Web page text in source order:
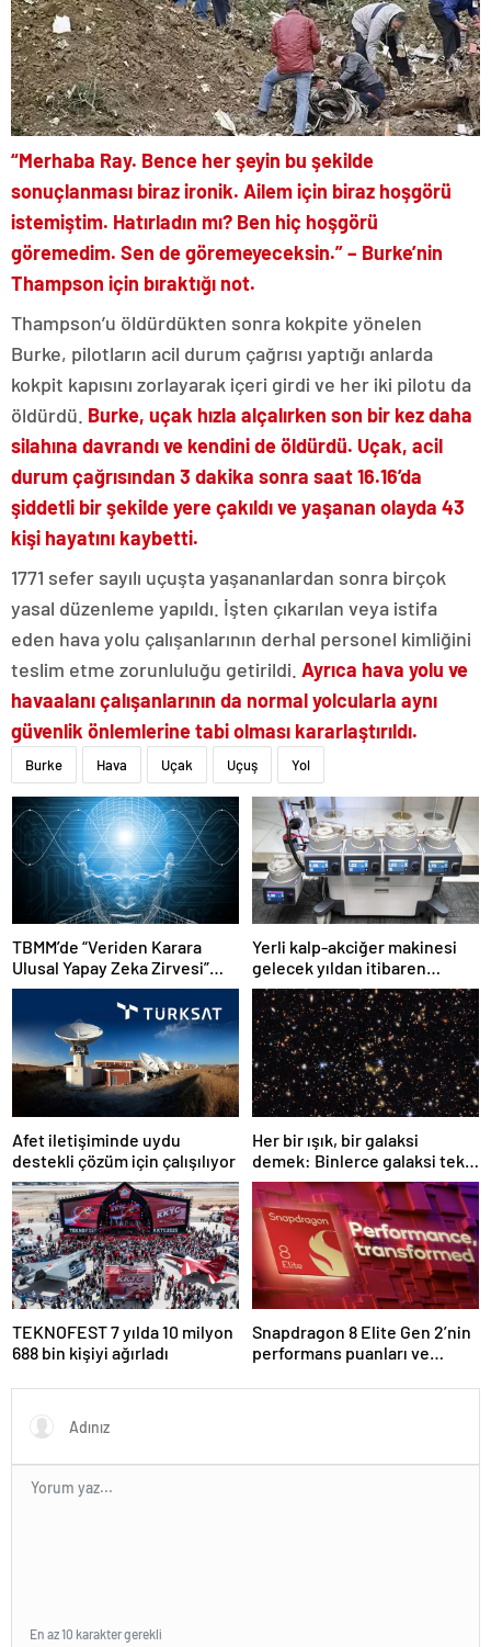
“Merhaba Ray. Bence her şeyin bu şekilde
sonuçlanması biraz ironik. Ailem için biraz hoşgörü
istemiştim. Hatırladın mı? Ben hiç hoşgörü
göremedim. Sen de göremeyeceksin.” – Burke’nin
Thampson için bıraktığı not.
Thampson’u öldürdükten sonra kokpite yönelen
Burke, pilotların acil durum çağrısı yaptığı anlarda
kokpit kapısını zorlayarak içeri girdi ve her iki pilotu da
öldürdü. Burke, uçak hızla alçalırken son bir kez daha
silahına davrandı ve kendini de öldürdü. Uçak, acil
durum çağrısından 3 dakika sonra saat 16.16’da
şiddetli bir şekilde yere çakıldı ve yaşanan olayda 43
kişi hayatını kaybetti.
1771 sefer sayılı uçuşta yaşananlardan sonra birçok
yasal düzenleme yapıldı. İşten çıkarılan veya istifa
eden hava yolu çalışanlarının derhal personel kimliğini
teslim etme zorunluluğu getirildi. Ayrıca hava yolu ve
havaalanı çalışanlarının da normal yolcularla aynı
güvenlik önlemlerine tabi olması kararlaştırıldı.
Burke Hava Uçak Uçuş Yol
TBMM’de “Veriden Karara
Ulusal Yapay Zeka Zirvesi”
başladı
Yerli kalp-akciğer makinesi
gelecek yıldan itibaren
kullanılacak
Afet iletişiminde uydu
destekli çözüm için çalışılıyor
Her bir ışık, bir galaksi
demek: Binlerce galaksi tek
karede görüntülendi
TEKNOFEST 7 yılda 10 milyon
688 bin kişiyi ağırladı
Snapdragon 8 Elite Gen 2’nin
performans puanları ve
En az 10 karakter gerekli